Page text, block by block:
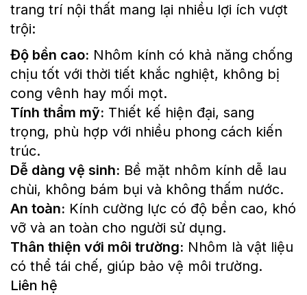
trang trí nội thất mang lại nhiều lợi ích vượt
trội:
Độ bền cao: Nhôm kính có khả năng chống
chịu tốt với thời tiết khắc nghiệt, không bị
cong vênh hay mối mọt.
Tính thẩm mỹ: Thiết kế hiện đại, sang
trọng, phù hợp với nhiều phong cách kiến
trúc.
Dễ dàng vệ sinh: Bề mặt nhôm kính dễ lau
chùi, không bám bụi và không thấm nước.
An toàn: Kính cường lực có độ bền cao, khó
vỡ và an toàn cho người sử dụng.
Thân thiện với môi trường: Nhôm là vật liệu
có thể tái chế, giúp bảo vệ môi trường.
Liên hệ